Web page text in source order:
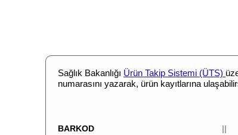
Sağlık Bakanlığı Ürün Takip Sistemi (ÜTS)
numarasını yazarak, ürün kayıtlarına
BARKOD ||